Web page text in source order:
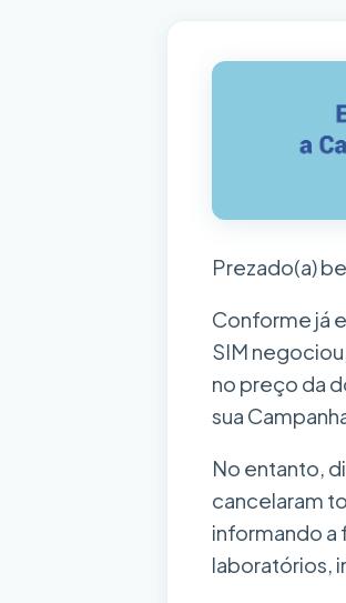
Prezado(a)
Conforme já
SIM
no preço da
sua
No entanto,
cancelaram
informando a
laboratórios,